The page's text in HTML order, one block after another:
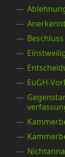
Beschluss
EuGH-